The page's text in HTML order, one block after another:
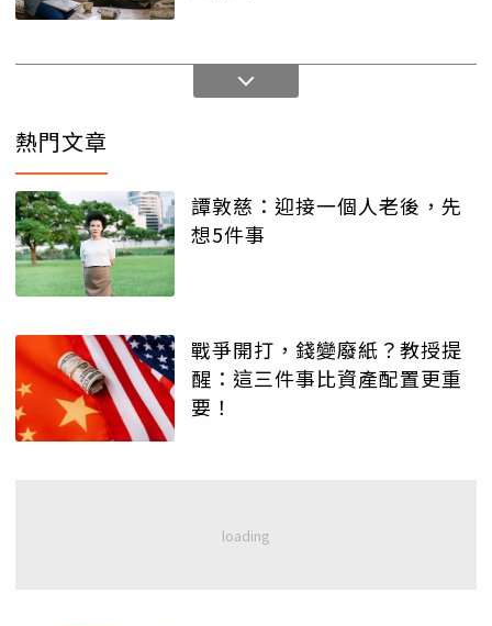
熱門文章
譚敦慈：迎接一個人老後，先
想5件事
戰爭開打，錢變廢紙？教授提
醒：這三件事比資產配置更重
要！